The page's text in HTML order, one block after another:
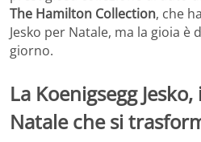
The Hamilton Collection, che
Jesko per Natale, ma la gioia
giorno.
La Koenigsegg
Natale che si